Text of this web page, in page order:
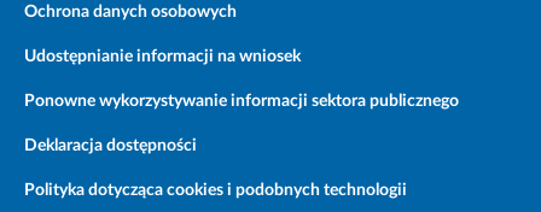
Ochrona danych osobowych
Udostępnianie informacji na wniosek
Ponowne wykorzystywanie informacji sektora publicznego
Deklaracja dostępności
Polityka dotycząca cookies i podobnych technologii